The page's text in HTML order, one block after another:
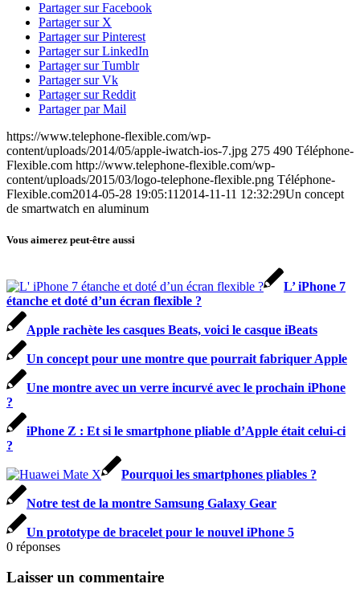
Partager sur Facebook
Partager sur X
Partager sur Pinterest
Partager sur LinkedIn
Partager sur Tumblr
Partager sur Vk
Partager sur Reddit
Partager par Mail
https://www.telephone-flexible.com/wp-
content/uploads/2014/05/apple-iwatch-ios-7.jpg 275 490 Téléphone-
Flexible.com http://www.telephone-flexible.com/wp-
content/uploads/2015/03/logo-telephone-flexible.png Téléphone-
Flexible.com2014-05-28 19:05:11 2014-11-11 12:32:29Un concept
de smartwatch en aluminum
Vous aimerez peut-être aussi
L’ iPhone 7
étanche et doté d’un écran flexible ?
Apple rachète les casques Beats, voici le casque iBeats
Un concept pour une montre que pourrait fabriquer Apple
Une montre avec un verre incurvé avec le prochain iPhone
?
iPhone Z : Et si le smartphone pliable d’Apple était celui-ci
?
Pourquoi les smartphones pliables ?
Notre test de la montre Samsung Galaxy Gear
Un prototype de bracelet pour le nouvel iPhone 5
0 réponses
Laisser un commentaire